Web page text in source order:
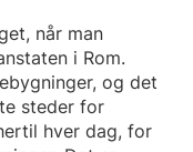
når man
i Rom.
og det
steder for
hver dag, for